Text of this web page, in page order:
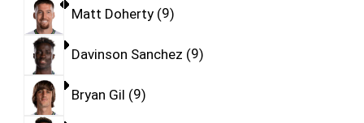
Matt Doherty 9
Davinson Sanchez 9
Bryan Gil 9